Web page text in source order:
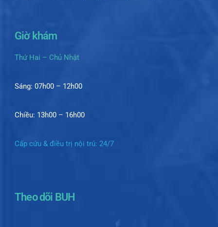
Giờ khám
Thứ Hai – Chủ Nhật
Sáng: 07h00 – 12h00
Chiều: 13h00 – 16h00
Cấp cứu & điều trị nội trú: 24/7
Theo dõi BUH